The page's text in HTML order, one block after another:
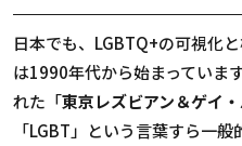
日本でも、LGBTQ+の可視化
は1990年代から始まっていま
れた「東京レズビアン＆ゲイ
「LGBT」という言葉すら一